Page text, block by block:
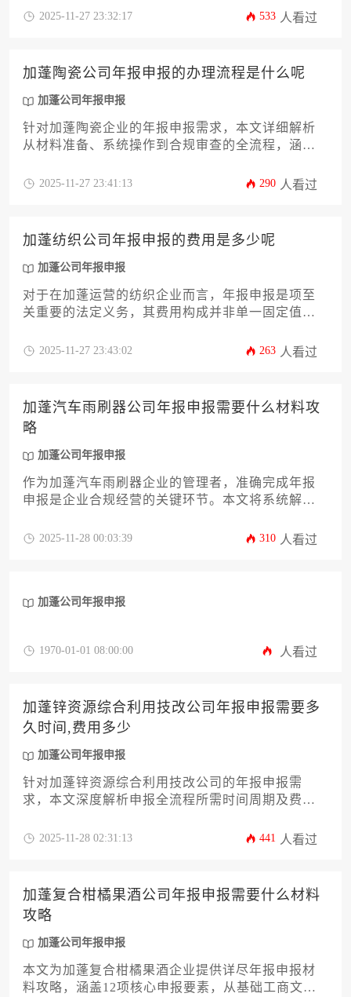
年报申报的具体办理流程，内容涵盖从前期准备、
且实用的攻略，帮助您高效完成这项关键的加蓬公
司年报申报任务，规避潜在风险，确保企业在当地
市场的稳健运营。
2025-11-27 23:32:17 533 人看过
加蓬陶瓷公司年报申报的办理流程是什么呢
加蓬公司年报申报
针对加蓬陶瓷企业的年报申报需求，本文详细解析
从材料准备、系统操作到合规审查的全流程，涵盖
依据、常见风险规避及后续税务衔接，助力企业高
2025-11-27 23:41:13 290 人看过
加蓬纺织公司年报申报的费用是多少呢
加蓬公司年报申报
对于在加蓬运营的纺织企业而言，年报申报是项至
关重要的法定义务，其费用构成并非单一固定值。
合规成本等多重因素影响。本攻略将系统解析加蓬
2025-11-27 23:43:02 263 人看过
加蓬汽车雨刷器公司年报申报需要什么材料攻
略
加蓬公司年报申报
作为加蓬汽车雨刷器企业的管理者，准确完成年报
申报是企业合规经营的关键环节。本文将系统解析
细节及常见问题应对策略，帮助企业高效通过年度
2025-11-28 00:03:39 310 人看过
加蓬公司年报申报
1970-01-01 08:00:00 人看过
加蓬锌资源综合利用技改公司年报申报需要多
久时间,费用多少
加蓬公司年报申报
针对加蓬锌资源综合利用技改公司的年报申报需
求，本文深度解析申报全流程所需时间周期及费用
理12个关键环节，为企业提供可操作的加蓬公司年
2025-11-28 02:31:13 441 人看过
加蓬复合柑橘果酒公司年报申报需要什么材料
攻略
加蓬公司年报申报
本文为加蓬复合柑橘果酒企业提供详尽年报申报材
料攻略，涵盖12项核心申报要素，从基础工商文